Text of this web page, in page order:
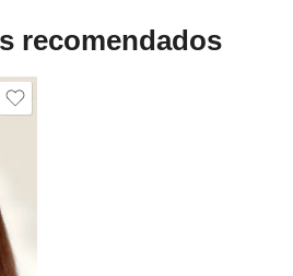
recomendados